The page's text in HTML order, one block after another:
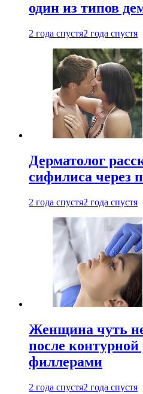
один из типов
2 года спустя2 года спустя
Дерматолог
сифилиса через
2 года спустя2 года спустя
Женщина чуть
после
филлерами
2 года спустя2 года спустя